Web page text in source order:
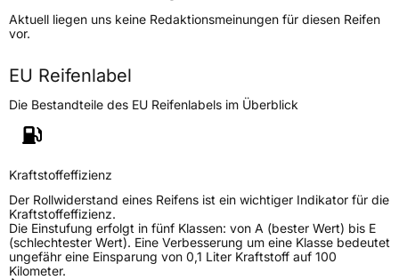
Lastindex97
Höchstlast730 kg
Gewicht (in kg)
9,41 kg
Generelle Merkmale
FahrzeugtypPKW
VerwendungGanzjahresreifen
ModellnameNA 6000
FahrzeugartPKW & SUV
Aktuell liegen uns keine Redaktionsmeinungen für diesen Reifen
vor.
EU Reifenlabel
Die Bestandteile des EU Reifenlabels im Überblick
Kraftstoffeffizienz
Der Rollwiderstand eines Reifens ist ein wichtiger Indikator für die
Kraftstoffeffizienz.
Die Einstufung erfolgt in fünf Klassen: von A (bester Wert) bis E
(schlechtester Wert). Eine Verbesserung um eine Klasse bedeutet
ungefähr eine Einsparung von 0,1 Liter Kraftstoff auf 100
Kilometer.